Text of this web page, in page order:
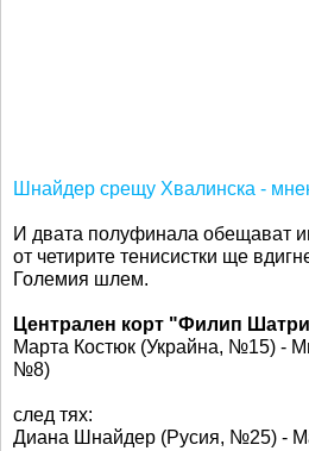
Шнайдер срещу Хвалинска -
И двата полуфинала обещават
от четирите тенисистки ще
Големия шлем.
Централен корт "Филип
Марта Костюк (Украйна, №15) -
№8)
след тях:
Диана Шнайдер (Русия, №25) -